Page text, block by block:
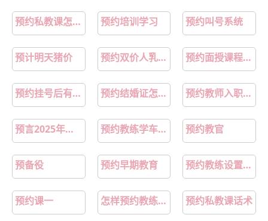
预约私教课怎么说 预约培训学习 预约叫号系统
预计明天猪价 预约双价人乳头瘤病毒疫苗 预约面授课程带什么
预约挂号后有事取消预约怎么操作 预约结婚证怎么预约 预约教师入职体检
预言2025年房价 预约教练学车怎么取消 预约教官
预备役 预约早期教育 预约教练设置暂停
预约课一 怎样预约教练练车怎么办 预约私教课话术